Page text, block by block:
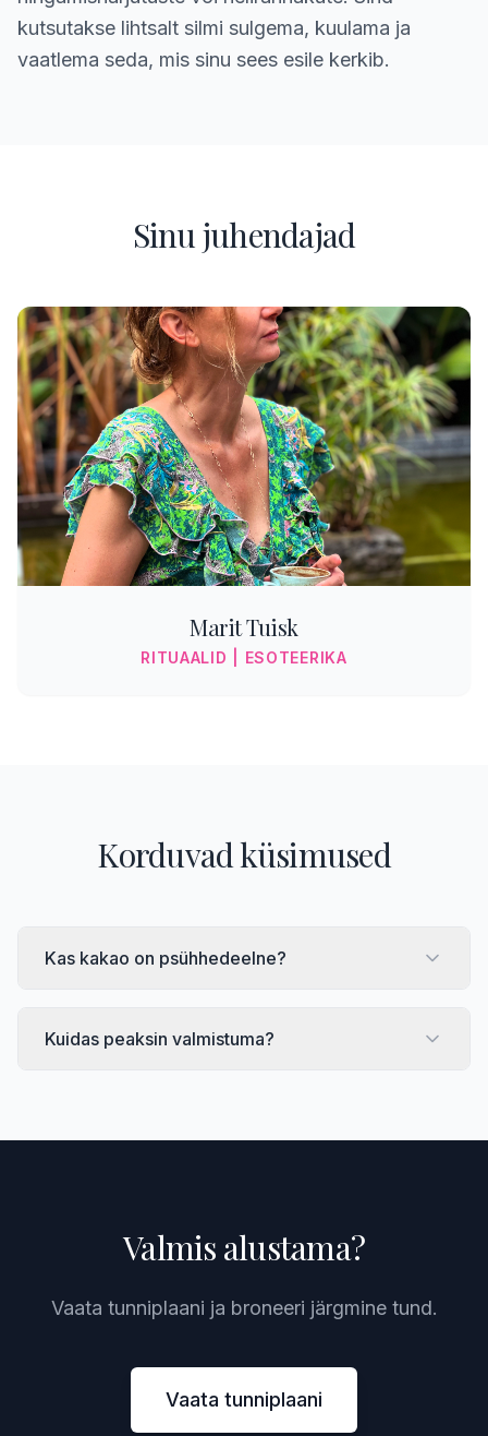
kutsutakse lihtsalt silmi sulgema, kuulama ja
vaatlema seda, mis sinu sees esile kerkib.
Sinu juhendajad
Marit Tuisk
RITUAALID | ESOTEERIKA
Korduvad küsimused
Kas kakao on psühhedeelne?
Kuidas peaksin valmistuma?
Valmis alustama?
Vaata tunniplaani ja broneeri järgmine tund.
Vaata tunniplaani